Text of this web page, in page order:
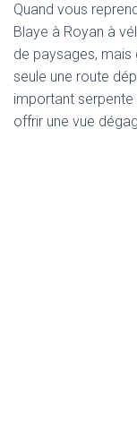
Quand vous
Blaye à Royan à
de paysages, mais
seule une route
important serpente
offrir une vue